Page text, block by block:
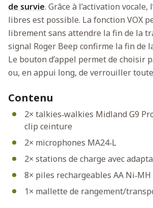
de survie. Grâce à l’activation
libres est possible. La fonction VOX
librement sans attendre la fin de la
signal Roger Beep confirme la fin de
Le bouton d’appel permet de choisir
ou, en appui long, de verrouiller
Contenu
2× talkies‑walkies Midland G9
clip ceinture
2× microphones MA24‑L
2× stations de charge avec
8× piles rechargeables AA Ni‑MH
1× mallette de rangement/